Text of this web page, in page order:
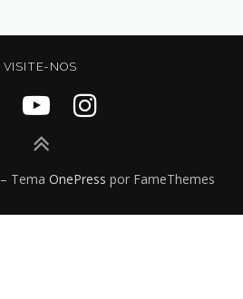
VISITE-NOS
– Tema OnePress por FameThemes